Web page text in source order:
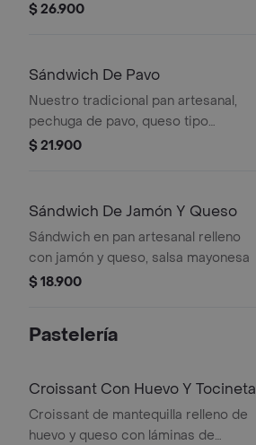
$ 26.900
Sándwich De Pavo
Nuestro tradicional pan artesanal,
pechuga de pavo, queso tipo
mozarella y mayonesa de la casa.
$ 21.900
Sándwich De Jamón Y Queso
Sándwich en pan artesanal relleno
con jamón y queso, salsa mayonesa
$ 18.900
Pastelería
Croissant Con Huevo Y Tocineta
Croissant de mantequilla relleno de
huevo y queso con láminas de